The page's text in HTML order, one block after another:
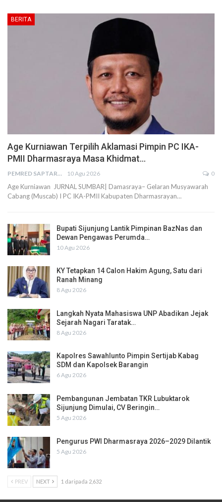
BERITA
Age Kurniawan Terpilih Aklamasi Pimpin PC IKA-
PMII Dharmasraya Masa Khidmat…
PEMRED SAPTARIUS 10 Agu 2026 0
Age Kurniawan JURNAL SUMBAR| Damasraya– Gelaran Musyawarah
Cabang (Muscab) I PC IKA-PMII Kabupaten Dharmasrayan…
Bupati Sijunjung Lantik Pimpinan BazNas dan
Dewan Pengawas Perumda…
10 Agu 2026
KY Tetapkan 14 Calon Hakim Agung, Satu dari
Ranah Minang
8 Agu 2026
Langkah Nyata Mahasiswa UNP Abadikan Jejak
Sejarah Nagari Taratak…
8 Agu 2026
Kapolres Sawahlunto Pimpin Sertijab Kabag
SDM dan Kapolsek Barangin
6 Agu 2026
Pembangunan Jembatan TKR Lubuktarok
Sijunjung Dimulai, CV Beringin…
5 Agu 2026
Pengurus PWI Dharmasraya 2026–2029 Dilantik
5 Agu 2026
PREV NEXT 1 daripada 2,632